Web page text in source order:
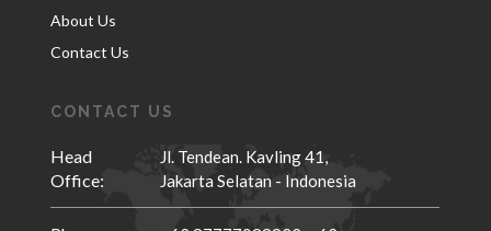
About Us
Contact Us
CONTACT US
Head
Office:
Jl. Tendean. Kavling 41,
Jakarta Selatan - Indonesia